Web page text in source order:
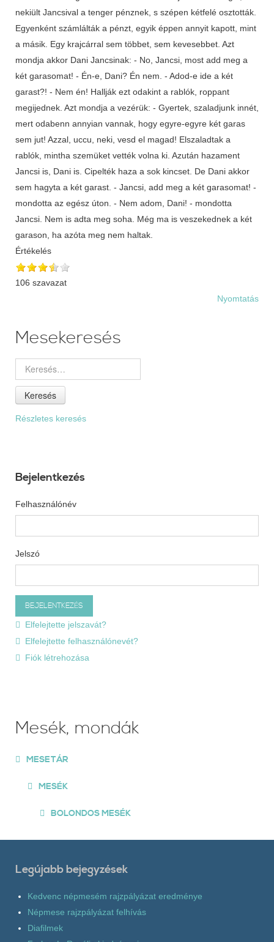
nekiült Jancsival a tenger pénznek, s szépen kétfelé osztották.
Egyenként számlálták a pénzt, egyik éppen annyit kapott, mint
a másik. Egy krajcárral sem többet, sem kevesebbet. Azt
mondja akkor Dani Jancsinak: - No, Jancsi, most add meg a
két garasomat! - Én-e, Dani? Én nem. - Adod-e ide a két
garast?! - Nem én! Hallják ezt odakint a rablók, roppant
megijednek. Azt mondja a vezérük: - Gyertek, szaladjunk innét,
mert odabenn annyian vannak, hogy egyre-egyre két garas
sem jut! Azzal, uccu, neki, vesd el magad! Elszaladtak a
rablók, mintha szemüket vették volna ki. Azután hazament
Jancsi is, Dani is. Cipelték haza a sok kincset. De Dani akkor
sem hagyta a két garast. - Jancsi, add meg a két garasomat! -
mondotta az egész úton. - Nem adom, Dani! - mondotta
Jancsi. Nem is adta meg soha. Még ma is veszekednek a két
garason, ha azóta meg nem haltak.
Értékelés
106 szavazat
Nyomtatás
Mesekeresés
Keresés
Részletes keresés
Bejelentkezés
Felhasználónév
Jelszó
Elfelejtette jelszavát?
Elfelejtette felhasználónevét?
Fiók létrehozása
Mesék, mondák
MESETÁR
MESÉK
BOLONDOS MESÉK
Legújabb bejegyzések
Kedvenc népmesém rajzpályázat eredménye
Népmese rajzpályázat felhívás
Diafilmek